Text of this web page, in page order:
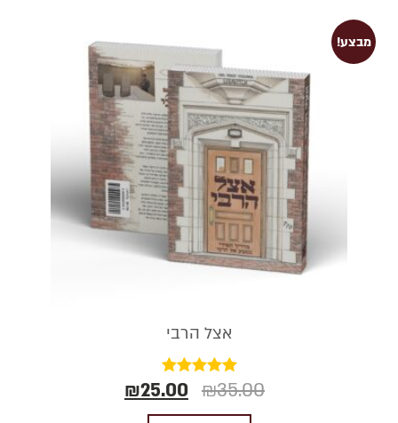
מבצע!
אצל הרבי
דורג
5.00
מתוך 5
₪35.00
₪25.00